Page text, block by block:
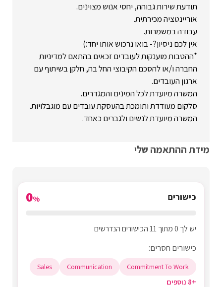
תודעת שירות גבוהה, יחסי אנוש מצוינים.
אוריינטציה מכירתית.
עבודה במשמרות.
אין לכם ניסיון?- בואו נרכוש אותו יחד:)
*ההטבות מוענקות לעובדים זכאים בהתאם למדיניות
החברה ו/או להסכם הקיבוצי החל בה, חלקן בשיתוף עם
ארגון העובדים.
המשרה מיועדת לכל המינים והמגדרים.
סלקום מעודדת ותומכת בהעסקת עובדים עם מוגבלויות.
המשרה מיועדת לנשים ולגברים כאחד.
מידת ההתאמה שלי
כישורים 0%
יש לך 0 מתוך 11 הכישורים הנדרשים
כישורים חסרים:
Commitment To Work
Communication
Sales
+8 נוספים